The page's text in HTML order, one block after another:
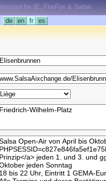
for IE, FireFox & Safari
de en fr
es